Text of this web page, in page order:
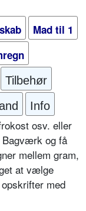
Mad til 1
Tilbehør
Info
osv. eller
Bagværk og få
mellem gram,
at vælge
med